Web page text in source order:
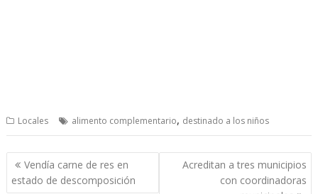
Locales alimento complementario, destinado a los niños
Post
navigation
Vendía carne de res en
estado de descomposición
Acreditan a tres municipios
con coordinadoras